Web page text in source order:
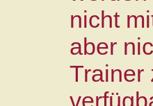
nicht
aber
Trainer